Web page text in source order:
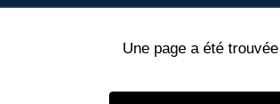
Une page a été